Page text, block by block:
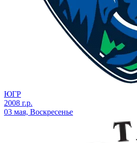
ЮГР
2008 г.р.
03 мая, Воскресенье